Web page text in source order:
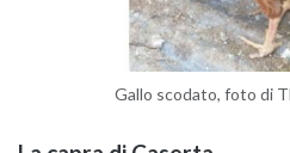
Gallo sco­da­to, foto di